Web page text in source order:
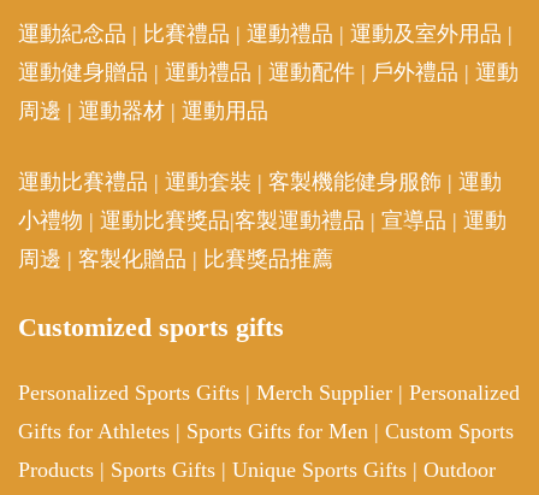
運動紀念品 | 比賽禮品 | 運動禮品 | 運動及室外用品 |
運動健身贈品 | 運動禮品 | 運動配件 | 戶外禮品 | 運動
周邊 | 運動器材 | 運動用品
運動比賽禮品 | 運動套裝 | 客製機能健身服飾 | 運動
小禮物 | 運動比賽獎品|客製運動禮品 | 宣導品 | 運動
周邊 | 客製化贈品 | 比賽獎品推薦
Customized sports gifts
Personalized Sports Gifts | Merch Supplier | Personalized
Gifts for Athletes | Sports Gifts for Men | Custom Sports
Products | Sports Gifts | Unique Sports Gifts | Outdoor